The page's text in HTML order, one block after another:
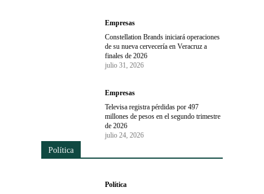
Empresas
Constellation Brands iniciará operaciones
de su nueva cervecería en Veracruz a
finales de 2026
julio 31, 2026
Empresas
Televisa registra pérdidas por 497
millones de pesos en el segundo trimestre
de 2026
julio 24, 2026
Política
Política